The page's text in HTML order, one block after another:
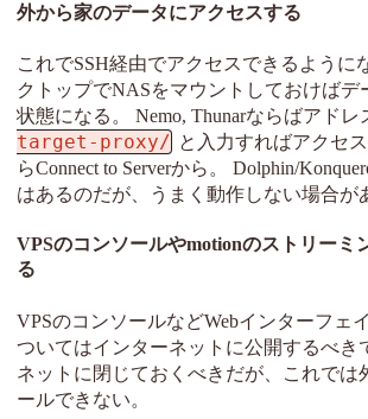
外から家のデータにアクセスする
これでSSH経由でアクセスできるように
クトップでNASをマウントしておけばデ
状態になる。 Nemo, Thunarならばアドレ
target-proxy/ と入力すればアクセ
らConnect to Serverから。 Dolphin/
はあるのだが、うまく動作しない場合が
VPSのコンソールやmotionのストリーミ
る
VPSのコンソールなどWebインターフェ
ついてはインターネットに公開するべき
ネットに閉じておくべきだが、これでは
ールできない。